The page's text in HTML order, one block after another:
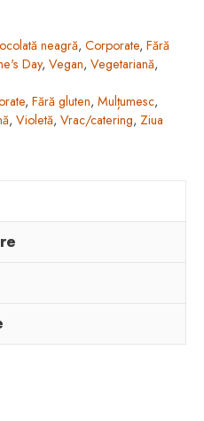
neagră, Corporate, Fără
Day, Vegan, Vegetariană,
, Fără gluten, Mulțumesc,
, Violetă, Vrac/catering, Ziua